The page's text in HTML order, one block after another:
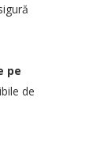
pe
de